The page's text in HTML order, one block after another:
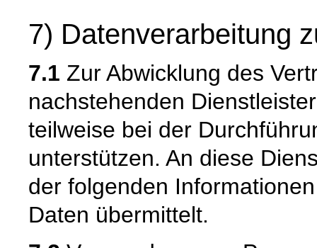
7) Datenverarbeitung
7.1 Zur Abwicklung des
nachstehenden
teilweise bei der
unterstützen. An diese
der folgenden
Daten übermittelt.